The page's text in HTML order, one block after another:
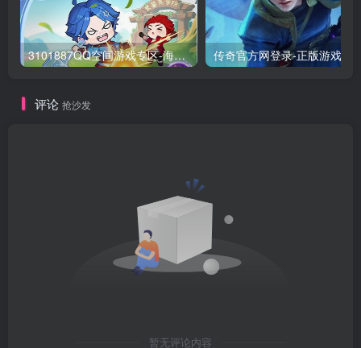
3101887QQ空间游戏专区-海量小游戏免费玩
评论 抢沙发
暂无评论内容